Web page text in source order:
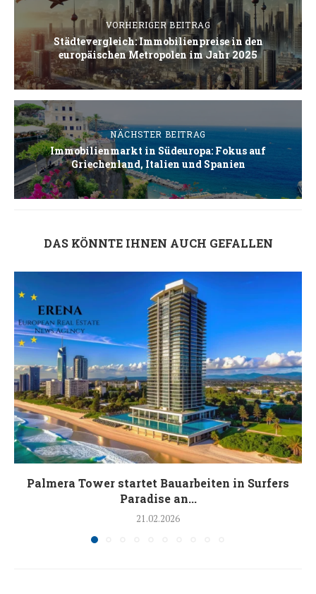
VORHERIGER BEITRAG
Städtevergleich: Immobilienpreise in den
europäischen Metropolen im Jahr 2025
NÄCHSTER BEITRAG
Immobilienmarkt in Südeuropa: Fokus auf
Griechenland, Italien und Spanien
DAS KÖNNTE IHNEN AUCH GEFALLEN
Palmera Tower startet Bauarbeiten in Surfers
Paradise an...
21.02.2026